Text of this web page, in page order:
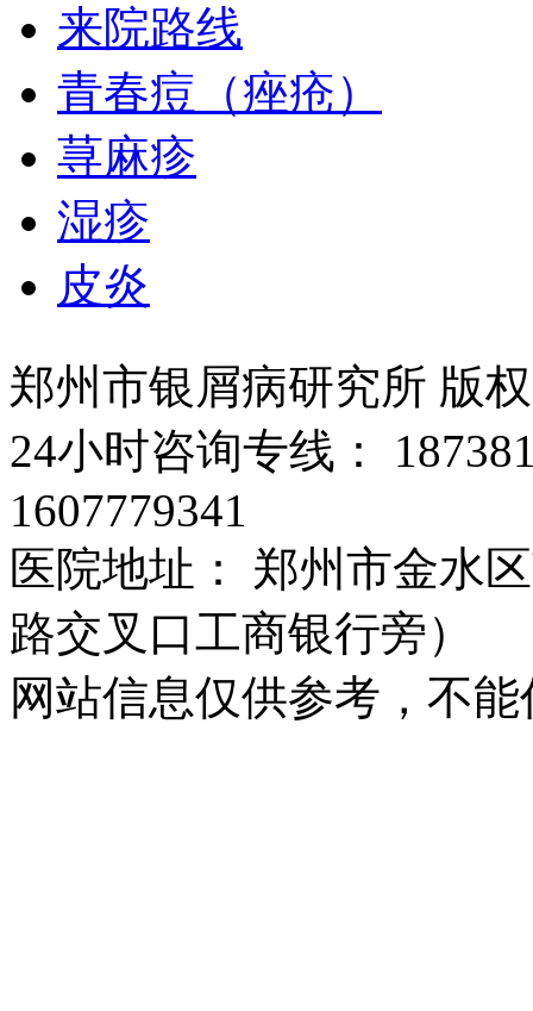
来院路线
青春痘（痤疮）
荨麻疹
湿疹
皮炎
郑州市银屑病研究所 版
24小时咨询专线：
1607779341
医院地址： 郑州市金水
路交叉口工商银行旁）
网站信息仅供参考，不